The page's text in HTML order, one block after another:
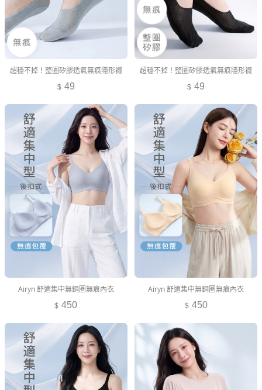
超穩不掉！整圈矽膠透氣無痕隱形襪
49
超穩不掉！整圈矽膠透氣無痕隱形襪
49
Airyn 舒適集中無鋼圈無痕內衣
450
Airyn 舒適集中無鋼圈無痕內衣
450